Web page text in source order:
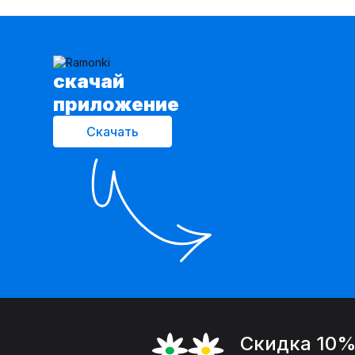
cкачай
приложение
Скачать
Скидка 10%